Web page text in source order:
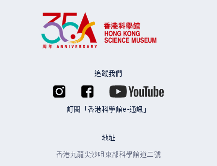
追蹤我們
訂閱「香港科學館e-通訊」
地址
香港九龍尖沙咀東部科學館道二號